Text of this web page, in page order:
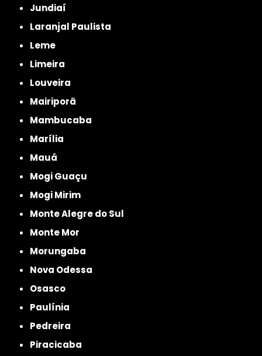
Jundiaí
Laranjal Paulista
Leme
Limeira
Louveira
Mairiporã
Mambucaba
Marília
Mauá
Mogi Guaçu
Mogi Mirim
Monte Alegre do Sul
Monte Mor
Morungaba
Nova Odessa
Osasco
Paulínia
Pedreira
Piracicaba